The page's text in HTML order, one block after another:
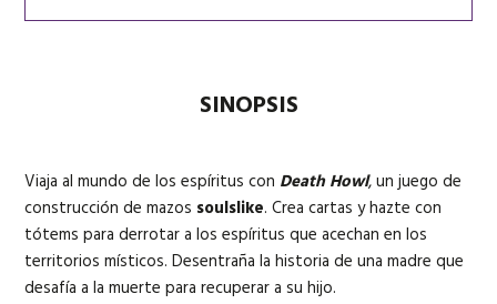
SINOPSIS
Viaja al mundo de los espíritus con Death Howl, un juego de
construcción de mazos soulslike. Crea cartas y hazte con
tótems para derrotar a los espíritus que acechan en los
territorios místicos. Desentraña la historia de una madre que
desafía a la muerte para recuperar a su hijo.